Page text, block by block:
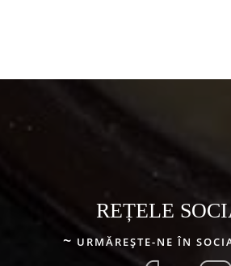
REȚELE
URMĂREȘTE-NE ÎN